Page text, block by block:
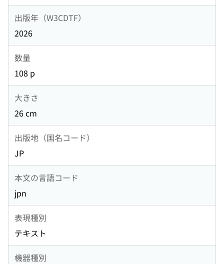
出版年（W3CDTF）
2026
数量
108 p
大きさ
26 cm
出版地（国名コード）
JP
本文の言語コード
jpn
表現種別
テキスト
機器種別